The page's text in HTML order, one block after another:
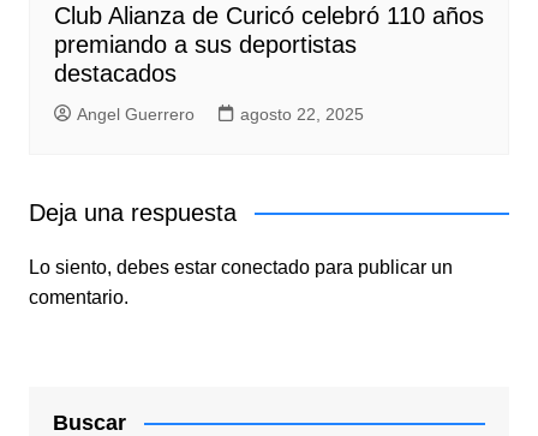
Club Alianza de Curicó celebró 110 años
premiando a sus deportistas
destacados
Angel Guerrero agosto 22, 2025
Deja una respuesta
Lo siento, debes estar conectadopara publicar un
comentario.
Buscar